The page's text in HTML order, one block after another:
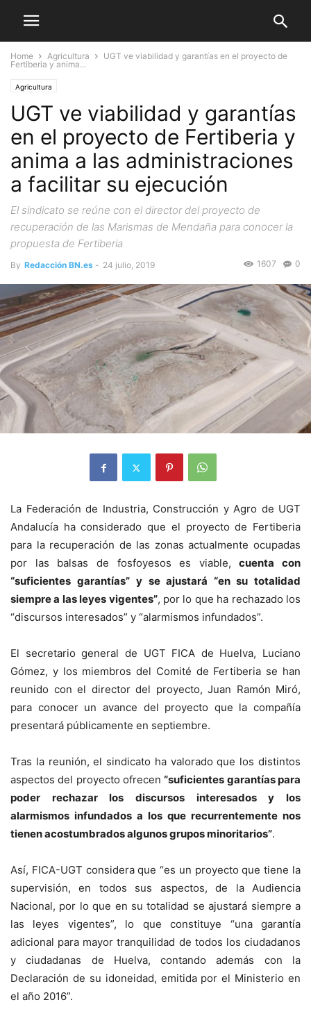
Home Agricultura
UGT ve viabilidad y garantías en el proyecto de
Fertiberia y anima...
Agricultura
UGT ve viabilidad y garantías
en el proyecto de Fertiberia y
anima a las administraciones
a facilitar su ejecución
El sindicato se reúne con el director del proyecto de
recuperación de las Marismas de Mendaña para conocer la
propuesta de Fertiberia
By Redacción BN.es - 24 julio, 2019 0
1607
La Federación de Industria, Construcción y Agro de UGT
Andalucía ha considerado que el proyecto de Fertiberia
para la recuperación de las zonas actualmente ocupadas
por las balsas de fosfoyesos es viable,cuenta con
“suficientes garantías” y se ajustará “en su totalidad
siempre a las leyes vigentes”, por lo que ha rechazado los
“discursos interesados” y “alarmismos infundados”.
El secretario general de UGT FICA de Huelva, Luciano
Gómez, y los miembros del Comité de Fertiberia se han
reunido con el director del proyecto, Juan Ramón Miró,
para conocer un avance del proyecto que la compañía
presentará públicamente en septiembre.
Tras la reunión, el sindicato ha valorado que los distintos
aspectos del proyecto ofrecen“suficientes garantías para
poder rechazar los discursos interesados y los
alarmismos infundados a los que recurrentemente nos
tienen acostumbrados algunos grupos minoritarios”.
Así, FICA-UGT considera que “es un proyecto que tiene la
supervisión, en todos sus aspectos, de la Audiencia
Nacional, por lo que en su totalidad se ajustará siempre a
las leyes vigentes”, lo que constituye “una garantía
adicional para mayor tranquilidad de todos los ciudadanos
y ciudadanas de Huelva, contando además con la
Declaración de su idoneidad, emitida por el Ministerio en
el año 2016”.